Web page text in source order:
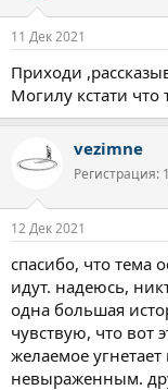
11 Дек 2021
Приходи
Могилу кстати
vezimne
Регистрация:
12 Дек 2021
спасибо, что тема
идут. надеюсь,
одна большая
чувствую, что вот
желаемое
невыраженным.